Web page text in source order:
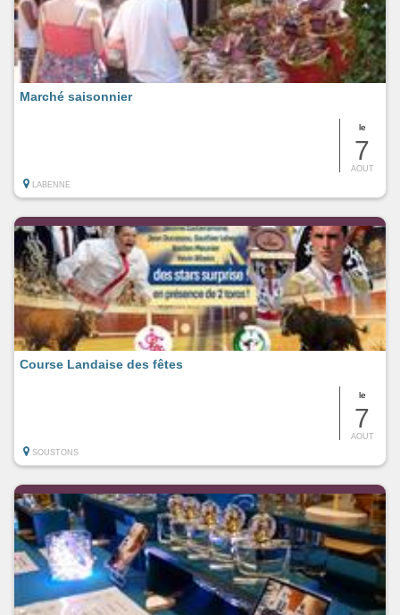
le
7
AOUT
Marché saisonnier
LABENNE
le
7
AOUT
Course Landaise des fêtes
SOUSTONS